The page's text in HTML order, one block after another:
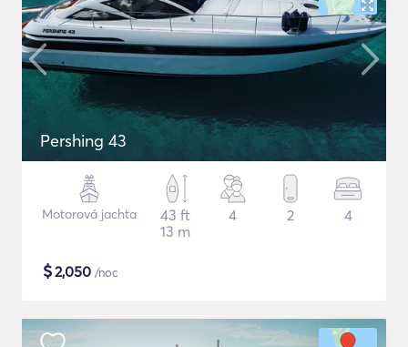
Pershing 43
Motorová jachta
43 ft
13 m
4 2 4
$2,050 /noc